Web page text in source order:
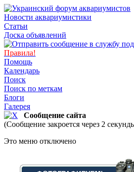
Новости аквариумистики
Статьи
Доска объявлений
Правила!
Помощь
Календарь
Поиск
Поиск по меткам
Блоги
Галерея
Сообщение сайта
(Сообщение закроется через 2
Это меню отключено